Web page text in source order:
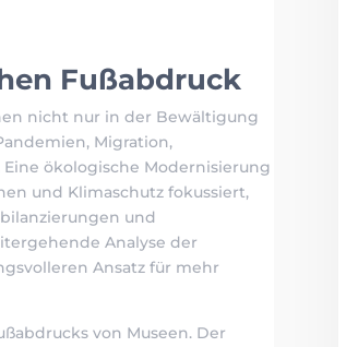
Fußabdruck
nicht nur in der Bewältigung
Migration,
ökologische Modernisierung
und Klimaschutz fokussiert,
und
Analyse der
Ansatz für mehr
von Museen. Der